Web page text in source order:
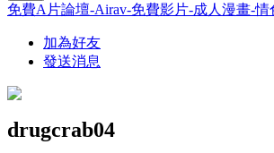
免費A片論壇-Airav-免費影片-成人漫畫-
加為好友
發送消息
drugcrab04